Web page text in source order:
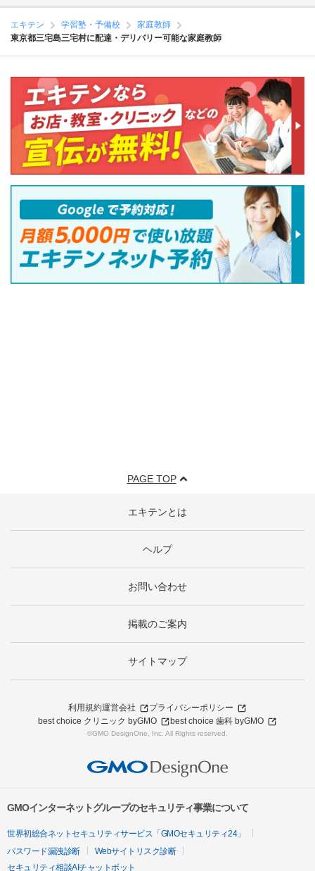
エキテン 学習塾・予備校
家庭教師
東京都三宅島三宅村に配達・デリバリー可能な家庭教師
PAGE TOP
エキテンとは
ヘルプ
お問い合わせ
掲載のご案内
サイトマップ
利用規約運営会社
プライバシーポリシー
best choice クリニック byGMO
best choice 歯科 byGMO
©GMO DesignOne, Inc. All Rights reserved.
GMOインターネットグループのセキュリティ事業について
世界初総合ネットセキュリティサービス「GMOセキュリティ24」
パスワード漏洩診断
Webサイトリスク診断
セキュリティ相談AIチャットボット